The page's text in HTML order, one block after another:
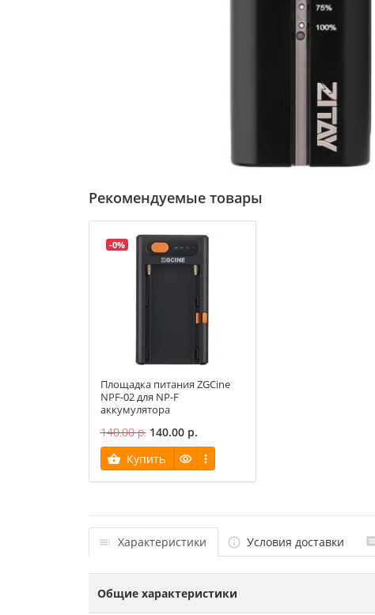
Рекомендуемые товары
-0%
Площадка питания ZGCine
NPF-02 для NP-F
аккумулятора
140.00 р. 140.00 р.
Купить
Характеристики Условия доставки
Общие характеристики